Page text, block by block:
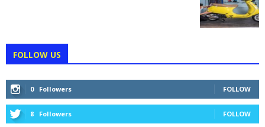
FOLLOW US
0 Followers FOLLOW
8 Followers FOLLOW